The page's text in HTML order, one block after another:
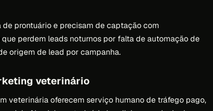
prontuário e precisam de captação com
perdem leads noturnos por falta de automação de
origem de lead por campanha.
veterinário
veterinária oferecem serviço humano de tráfego pago,